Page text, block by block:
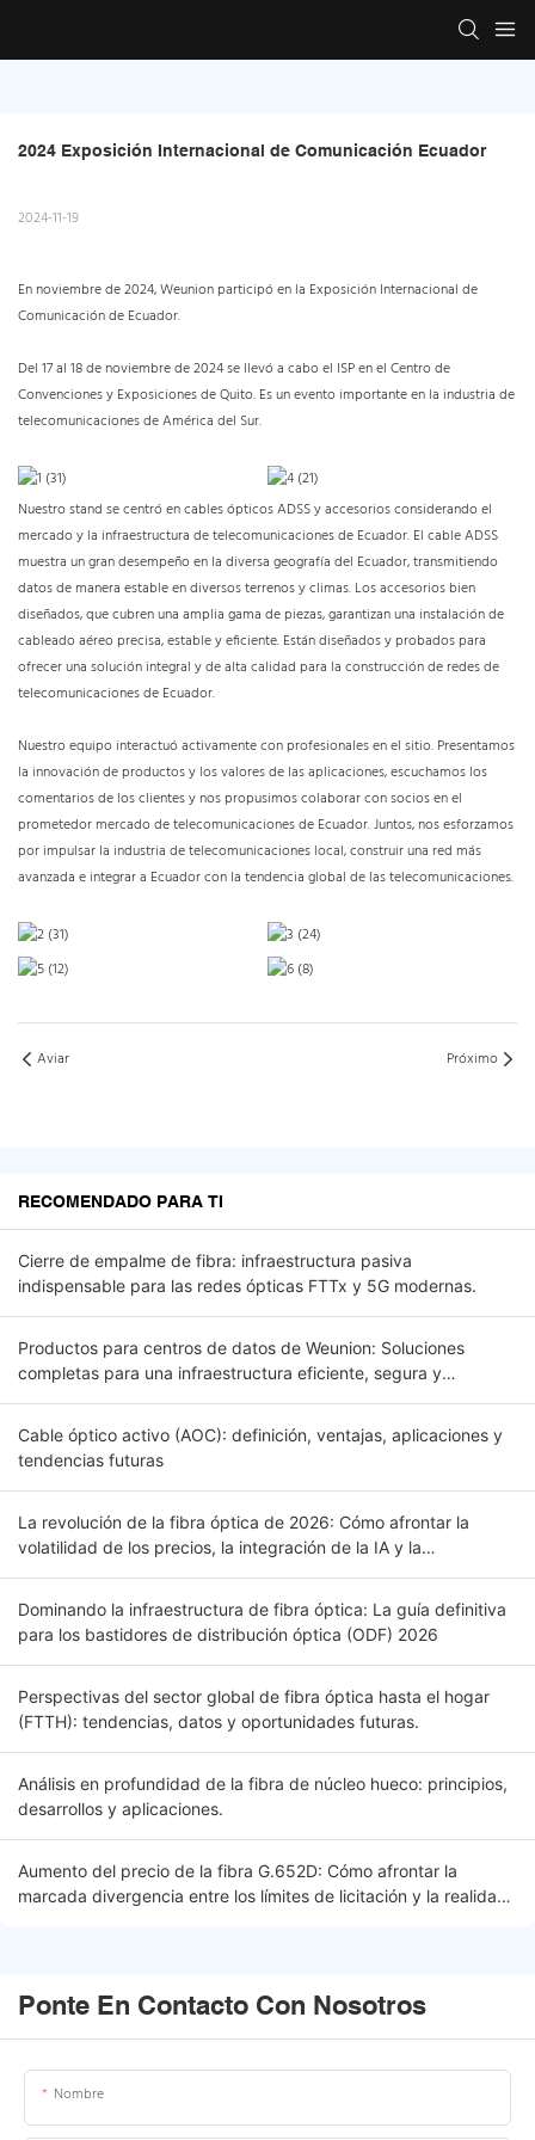
2024 Exposición Internacional de Comunicación Ecuador
2024-11-19
En noviembre de 2024, Weunion participó en la Exposición Internacional de
Comunicación de Ecuador.
Del 17 al 18 de noviembre de 2024 se llevó a cabo el ISP en el Centro de
Convenciones y Exposiciones de Quito. Es un evento importante en la industria de
telecomunicaciones de América del Sur.
Nuestro stand se centró en cables ópticos ADSS y accesorios considerando el
mercado y la infraestructura de telecomunicaciones de Ecuador. El cable ADSS
muestra un gran desempeño en la diversa geografía del Ecuador, transmitiendo
datos de manera estable en diversos terrenos y climas. Los accesorios bien
diseñados, que cubren una amplia gama de piezas, garantizan una instalación de
cableado aéreo precisa, estable y eficiente. Están diseñados y probados para
ofrecer una solución integral y de alta calidad para la construcción de redes de
telecomunicaciones de Ecuador.
Nuestro equipo interactuó activamente con profesionales en el sitio. Presentamos
la innovación de productos y los valores de las aplicaciones, escuchamos los
comentarios de los clientes y nos propusimos colaborar con socios en el
prometedor mercado de telecomunicaciones de Ecuador. Juntos, nos esforzamos
por impulsar la industria de telecomunicaciones local, construir una red más
avanzada e integrar a Ecuador con la tendencia global de las telecomunicaciones.
Aviar Próximo
RECOMENDADO PARA TI
Cierre de empalme de fibra: infraestructura pasiva
indispensable para las redes ópticas FTTx y 5G modernas.
Productos para centros de datos de Weunion: Soluciones
completas para una infraestructura eficiente, segura y
Cable óptico activo (AOC): definición, ventajas, aplicaciones y
tendencias futuras
La revolución de la fibra óptica de 2026: Cómo afrontar la
volatilidad de los precios, la integración de la IA y la
Dominando la infraestructura de fibra óptica: La guía definitiva
para los bastidores de distribución óptica (ODF) 2026
Perspectivas del sector global de fibra óptica hasta el hogar
(FTTH): tendencias, datos y oportunidades futuras.
Análisis en profundidad de la fibra de núcleo hueco: principios,
desarrollos y aplicaciones.
Aumento del precio de la fibra G.652D: Cómo afrontar la
marcada divergencia entre los límites de licitación y la realidad
Ponte En Contacto Con Nosotros
Nombre